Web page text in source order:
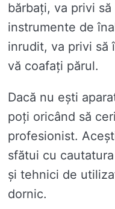
bărbați, va privi
instrumente de
inrudit, va privi să
vă coafați părul.
Dacă nu ești
poți oricând să
profesionist.
sfătui cu
și tehnici de
dornic.